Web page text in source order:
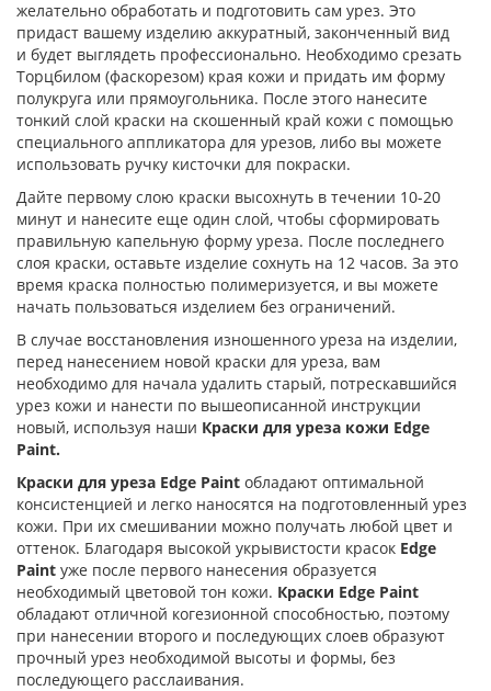
желательно обработать и подготовить сам урез. Это
придаст вашему изделию аккуратный, законченный вид
и будет выглядеть профессионально. Необходимо срезать
Торцбилом (фаскорезом) края кожи и придать им форму
полукруга или прямоугольника. После этого нанесите
тонкий слой краски на скошенный край кожи с помощью
специального аппликатора для урезов, либо вы можете
использовать ручку кисточки для покраски.
Дайте первому слою краски высохнуть в течении 10-20
минут и нанесите еще один слой, чтобы сформировать
правильную капельную форму уреза. После последнего
слоя краски, оставьте изделие сохнуть на 12 часов. За это
время краска полностью полимеризуется, и вы можете
начать пользоваться изделием без ограничений.
В случае восстановления изношенного уреза на изделии,
перед нанесением новой краски для уреза, вам
необходимо для начала удалить старый, потрескавшийся
урез кожи и нанести по вышеописанной инструкции
новый, используя наши Краски для уреза кожи Edge
Paint.
Краски для уреза Edge Paint обладают оптимальной
консистенцией и легко наносятся на подготовленный урез
кожи. При их смешивании можно получать любой цвет и
оттенок. Благодаря высокой укрывистости красок Edge
Paint уже после первого нанесения образуется
необходимый цветовой тон кожи. Краски Edge Paint
обладают отличной когезионной способностью, поэтому
при нанесении второго и последующих слоев образуют
прочный урез необходимой высоты и формы, без
последующего расслаивания.